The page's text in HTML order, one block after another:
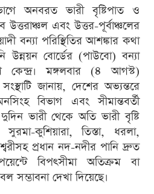
অনবরত ভারী বৃষ্টিপাত ও
উত্তরাঞ্চল এবং উত্তর-পূর্বাঞ্চলের
বন্যা পরিস্থিতির আশঙ্কার কথা
উন্নয়ন বোর্ডের (পাউবো) বন্যা
কেন্দ্র। মঙ্গলবার (৪ আগস্ট)
জানায়, দেশের অভ্যন্তরে
বিভাগ এবং সীমান্তবর্তী
ভারী থেকে অতি ভারী বৃষ্টি
কুশিয়ারা, তিস্তা, ধরলা,
প্রধান নদ-নদীর পানি দ্রুত
বিপৎসীমা অতিক্রম বা
সম্ভাবনা দেখা দিয়েছে।